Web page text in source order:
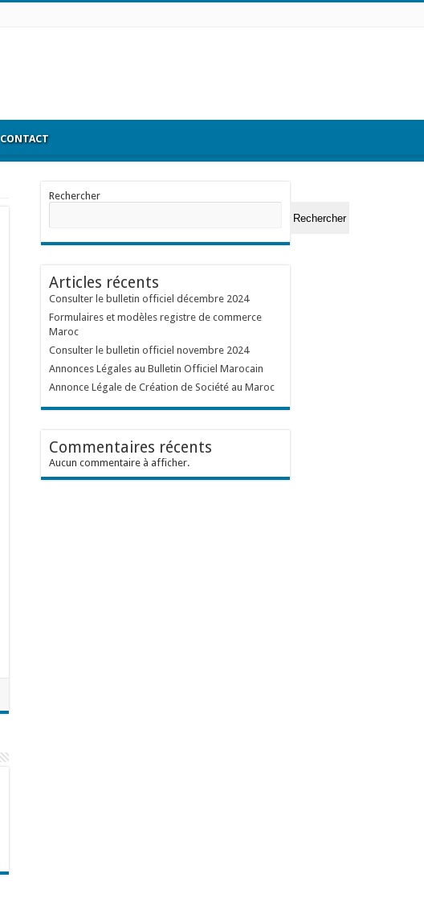
CONTACT
Rechercher
Rechercher
Articles récents
Consulter le bulletin officiel décembre 2024
Formulaires et modèles registre de commerce
Maroc
Consulter le bulletin officiel novembre 2024
Annonces Légales au Bulletin Officiel Marocain
Annonce Légale de Création de Société au Maroc
Commentaires récents
Aucun commentaire à afficher.